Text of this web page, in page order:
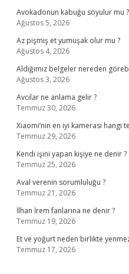
Avokadonun kabuğu soyulur mu ?
Ağustos 5, 2026
Az pişmiş et yumuşak olur mu ?
Ağustos 4, 2026
Aldığımız belgeler nereden
Ağustos 3, 2026
Avcılar ne anlama gelir ?
Temmuz 30, 2026
Xiaomi’nin en iyi kamerası hangi
Temmuz 29, 2026
Kendi işini yapan kişiye ne denir ?
Temmuz 25, 2026
Aval verenin sorumluluğu ?
Temmuz 21, 2026
İlhan İrem fanlarına ne denir ?
Temmuz 19, 2026
Et ve yoğurt neden birlikte
Temmuz 17, 2026